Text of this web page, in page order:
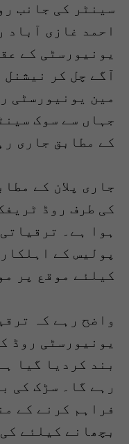
سینٹر کی جانب
احمد غازی آباد
یونیورسٹی کے
آگے چل کر نیشنل
مین یونیورسٹی
جہاں سے سوک
کے مطابق جاری
جاری پلان کے
کی طرف روڈ
ہوا ہے۔
پولیس کے
کیلئے موقع پر
واضح رہے کہ
رہے گا۔ سڑک کی
فراہم کرنے کے